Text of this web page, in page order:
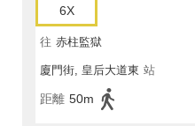
6X
往 赤柱監獄
廈門街, 皇后大道東 站
距離 50m